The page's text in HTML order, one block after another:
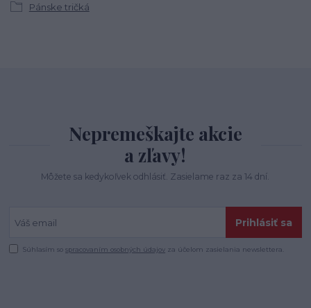
Pánske tričká
Nepremeškajte akcie
a zľavy!
Môžete sa kedykoľvek odhlásiť. Zasielame raz za 14 dní.
Prihlásiť sa
Súhlasím sospracovaním osobných údajov za účelom zasielania newslettera.